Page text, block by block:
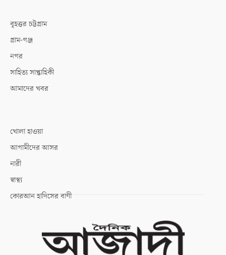
বৃহত্তর চট্টগ্রাম
গ্রাম-গঞ্জ
নগর
সাহিত্য সাপ্তাহিকী
আমাদের খবর
খোলা হাওয়া
আগামীদের আসর
নারী
স্বাস্থ্য
কোরআন হাদিসের বাণী